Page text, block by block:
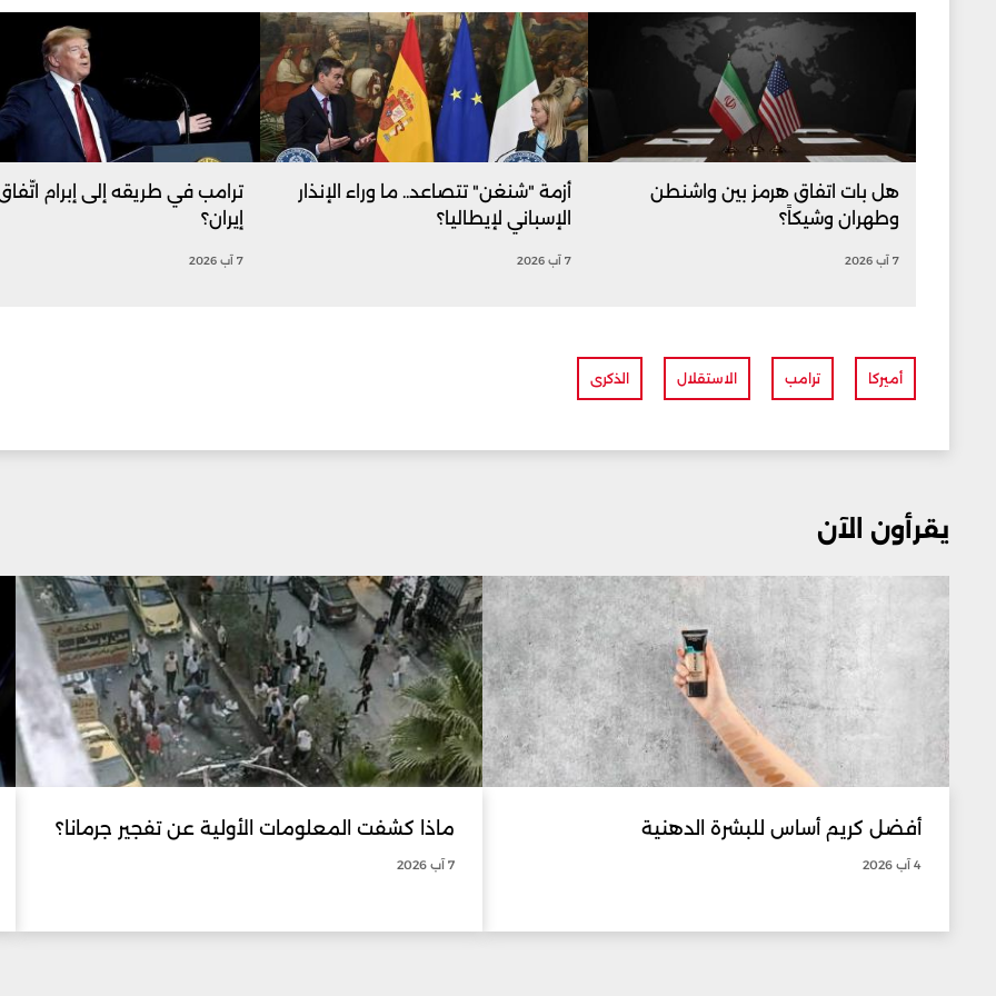
هل بات اتفاق هرمز بين واشنطن
وطهران وشيكاً؟
7 آب 2026
أزمة "شنغن" تتصاعد.. ما وراء الإنذار
الإسباني لإيطاليا؟
7 آب 2026
ترامب في طريقه إلى إبرام
إيران؟
7 آب 2026
أميركا ترامب الاستقلال الذكرى
يقرأون الآن
أفضل كريم أساس للبشرة الدهنية
4 آب 2026
ماذا كشفت المعلومات الأولية عن تفجير جرمانا؟
7 آب 2026